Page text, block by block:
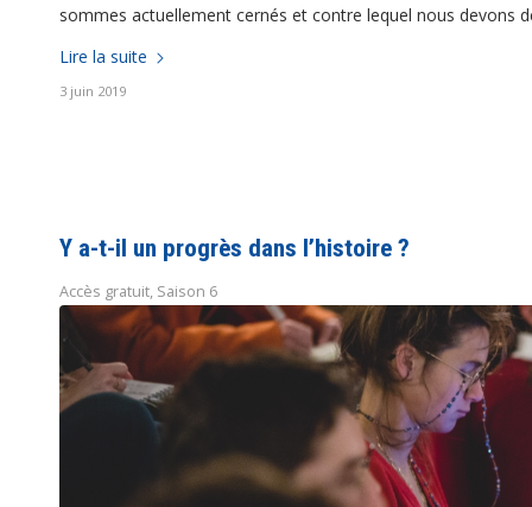
sommes actuellement cernés et contre lequel nous devons
Lire la suite
3 juin 2019
Y a-t-il un progrès dans l’histoire ?
Accès gratuit, Saison 6